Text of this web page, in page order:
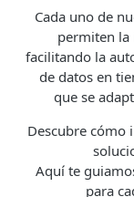
Cada uno de
permiten la
facilitando la
de datos en
que se
Descubre cómo
Aquí te
para